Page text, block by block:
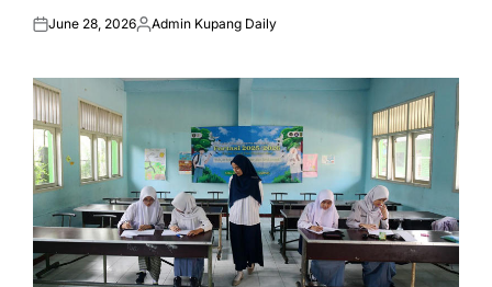
Posted
June 28, 2026Posted
Admin Kupang Daily